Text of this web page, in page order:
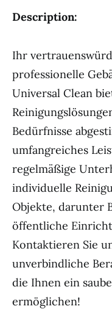
Description:
Ihr
professionelle
Universal Clean
Bedürfnisse
umfangreiches
regelmäßige
individuelle
Objekte, darunter
öffentliche
Kontaktieren Sie
unverbindliche
die Ihnen ein
ermöglichen!